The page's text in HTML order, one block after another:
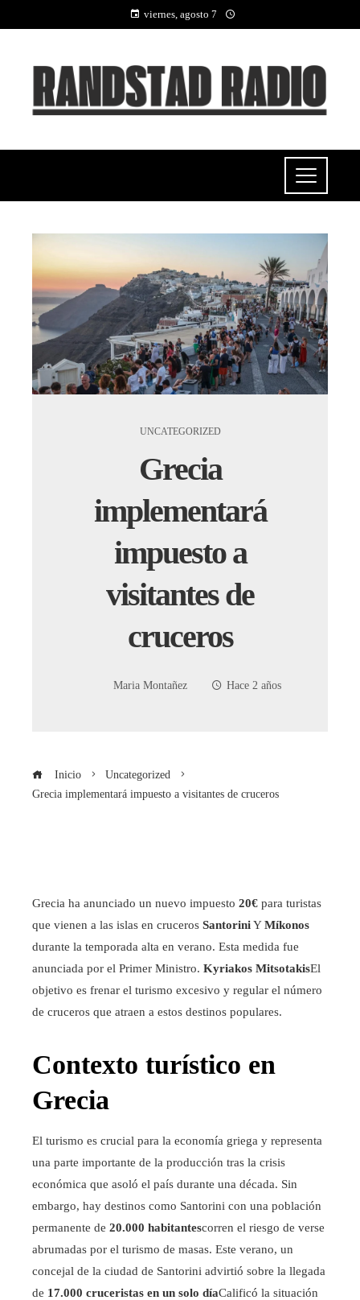
viernes, agosto 7
UNCATEGORIZED
Grecia
implementará
impuesto a
visitantes de
cruceros
Maria Montañez Hace 2 años
Inicio
Uncategorized
Grecia implementará impuesto a visitantes de cruceros
Grecia ha anunciado un nuevo impuesto 20€ para turistas
que vienen a las islas en cruceros SantoriniYMíkonos
durante la temporada alta en verano. Esta medida fue
anunciada por el Primer Ministro. Kyriakos MitsotakisEl
objetivo es frenar el turismo excesivo y regular el número
de cruceros que atraen a estos destinos populares.
Contexto turístico en
Grecia
El turismo es crucial para la economía griega y representa
una parte importante de la producción tras la crisis
económica que asoló el país durante una década. Sin
embargo, hay destinos como Santorini con una población
permanente de 20.000 habitantescorren el riesgo de verse
abrumadas por el turismo de masas. Este verano, un
concejal de la ciudad de Santorini advirtió sobre la llegada
de 17.000 cruceristas en un solo díaCalificó la situación